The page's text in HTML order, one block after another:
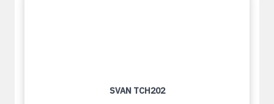
SVAN TCH202